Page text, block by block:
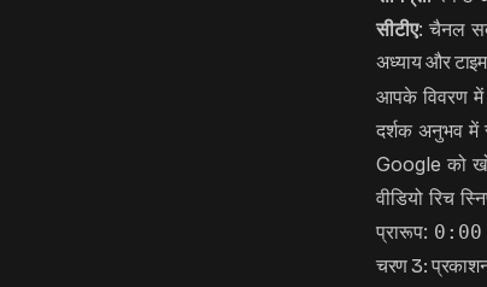
सीटीए: चैनल
अध्याय और
आपके विवरण में
दर्शक अनुभव में
Google को
वीडियो रिच
प्रारूप: 0:00
चरण 3: